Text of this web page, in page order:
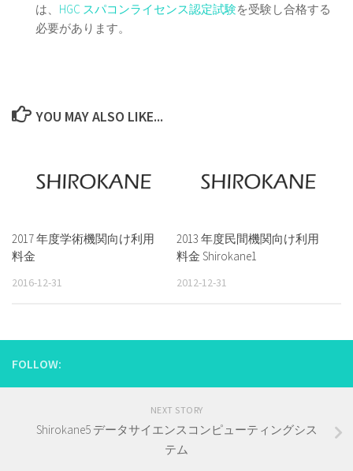
は、 HGC スパコンライセンス認定試験を受験し合格する
必要があります。
YOU MAY ALSO LIKE...
2017 年度学術機関向け利用
料金
2016-12-31
2013 年度民間機関向け利用
料金 Shirokane1
2012-12-31
FOLLOW:
NEXT STORY
Shirokane5 データサイエンスコンピューティングシス
テム